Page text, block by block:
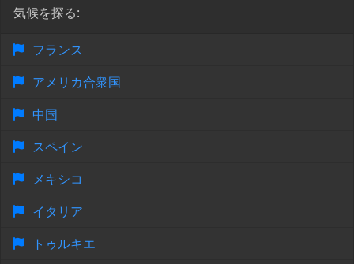
気候を探る:
フランス
アメリカ合衆国
中国
スペイン
メキシコ
イタリア
トゥルキエ